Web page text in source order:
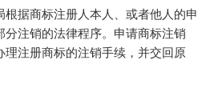
根据商标注册人本人、或者他人的申
分注销的法律程序。申请商标注销
理注册商标的注销手续，并交回原